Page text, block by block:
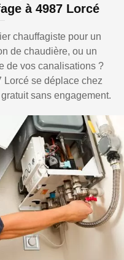
à 4987 Lorcé
chauffagiste pour un
de chaudière, ou un
de vos canalisations ?
Lorcé se déplace chez
sans engagement.